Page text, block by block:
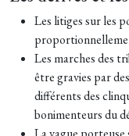
Les litiges sur les
Les marches des
être gravies par
différents des
bonimenteurs du